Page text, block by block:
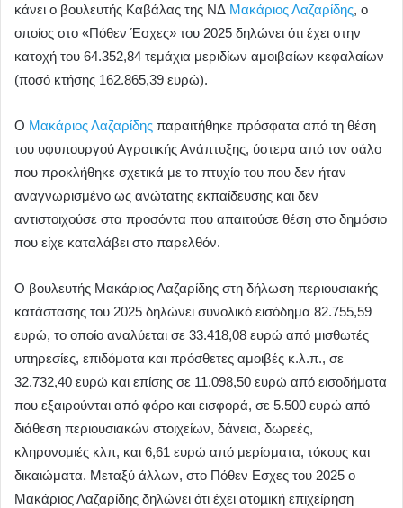
κάνει ο βουλευτής Καβάλας της ΝΔ Μακάριος Λαζαρίδης, ο
οποίος στο «Πόθεν Έσχες» του 2025 δηλώνει ότι έχει στην
κατοχή του 64.352,84 τεμάχια μεριδίων αμοιβαίων κεφαλαίων
(ποσό κτήσης 162.865,39 ευρώ).
Ο Μακάριος Λαζαρίδης παραιτήθηκε πρόσφατα από τη θέση
του υφυπουργού Αγροτικής Ανάπτυξης, ύστερα από τον σάλο
που προκλήθηκε σχετικά με το πτυχίο του που δεν ήταν
αναγνωρισμένο ως ανώτατης εκπαίδευσης και δεν
αντιστοιχούσε στα προσόντα που απαιτούσε θέση στο δημόσιο
που είχε καταλάβει στο παρελθόν.
Ο βουλευτής Μακάριος Λαζαρίδης στη δήλωση περιουσιακής
κατάστασης του 2025 δηλώνει συνολικό εισόδημα 82.755,59
ευρώ, το οποίο αναλύεται σε 33.418,08 ευρώ από μισθωτές
υπηρεσίες, επιδόματα και πρόσθετες αμοιβές κ.λ.π., σε
32.732,40 ευρώ και επίσης σε 11.098,50 ευρώ από εισοδήματα
που εξαιρούνται από φόρο και εισφορά, σε 5.500 ευρώ από
διάθεση περιουσιακών στοιχείων, δάνεια, δωρεές,
κληρονομιές κλπ, και 6,61 ευρώ από μερίσματα, τόκους και
δικαιώματα. Μεταξύ άλλων, στο Πόθεν Εσχες του 2025 ο
Μακάριος Λαζαρίδης δηλώνει ότι έχει ατοµική επιχείρηση